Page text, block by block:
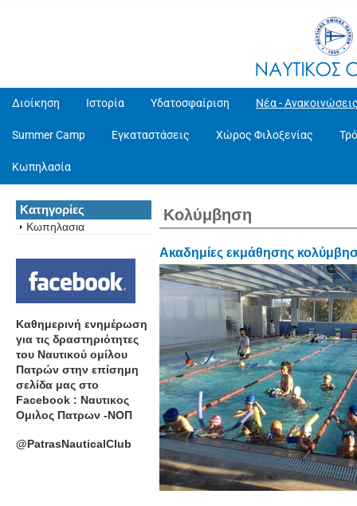
Διοίκηση Ιστορία Υδατοσφαίριση Νέα -
Summer Camp Εγκαταστάσεις Χώρος Φιλοξενίας
Κωπηλασία
Κατηγορίες
Κωπηλασια
Καθημερινή ενημέρωση
για τις δραστηριότητες
του Ναυτικού ομίλου
Πατρών στην επίσημη
σελίδα μας στο
Facebook : Ναυτικος
Ομιλος Πατρων -ΝΟΠ
@PatrasNauticalClub
Κολύμβηση
Ακαδημίες εκμάθησης